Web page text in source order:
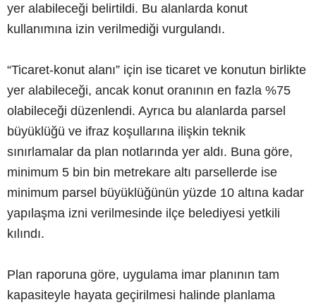
yer alabileceği belirtildi. Bu alanlarda konut
kullanımına izin verilmediği vurgulandı.
“Ticaret-konut alanı” için ise ticaret ve konutun birlikte
yer alabileceği, ancak konut oranının en fazla %75
olabileceği düzenlendi. Ayrıca bu alanlarda parsel
büyüklüğü ve ifraz koşullarına ilişkin teknik
sınırlamalar da plan notlarında yer aldı. Buna göre,
minimum 5 bin bin metrekare altı parsellerde ise
minimum parsel büyüklüğünün yüzde 10 altına kadar
yapılaşma izni verilmesinde ilçe belediyesi yetkili
kılındı.
Plan raporuna göre, uygulama imar planının tam
kapasiteyle hayata geçirilmesi halinde planlama